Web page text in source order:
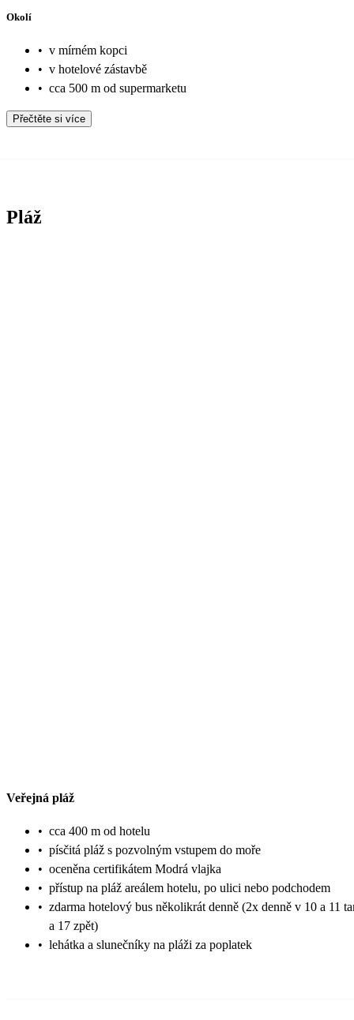
Okolí
• v mírném kopci
• v hotelové zástavbě
• cca 500 m od supermarketu
Přečtěte si více
Pláž
Veřejná pláž
• cca 400 m od hotelu
• písčitá pláž s pozvolným vstupem do moře
• oceněna certifikátem Modrá vlajka
• přístup na pláž areálem hotelu, po ulici nebo podchodem
• zdarma hotelový bus několikrát denně (2x denně v 10 a 11
a 17 zpět)
• lehátka a slunečníky na pláži za poplatek